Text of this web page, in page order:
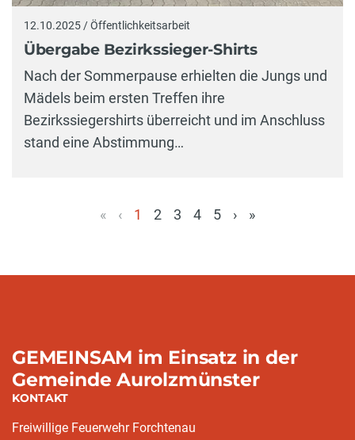
12.10.2025 / Öffentlichkeitsarbeit
Übergabe Bezirkssieger-Shirts
Nach der Sommerpause erhielten die Jungs und
Mädels beim ersten Treffen ihre
Bezirkssiegershirts überreicht und im Anschluss
stand eine Abstimmung…
« ‹
1
2 3 4 5 › »
GEMEINSAM im Einsatz in der
Gemeinde Aurolzmünster
KONTAKT
Freiwillige Feuerwehr Forchtenau